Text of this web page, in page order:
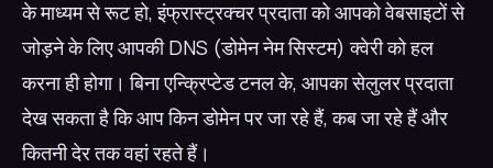
के माध्यम से रूट हो, इंफ्रास्ट्रक्चर प्रदाता को आपको वेबसाइटों से
जोड़ने के लिए आपकी DNS (डोमेन नेम सिस्टम) क्वेरी को हल
करना ही होगा। बिना एन्क्रिप्टेड टनल के, आपका सेलुलर प्रदाता
देख सकता है कि आप किन डोमेन पर जा रहे हैं, कब जा रहे हैं और
कितनी देर तक वहां रहते हैं।